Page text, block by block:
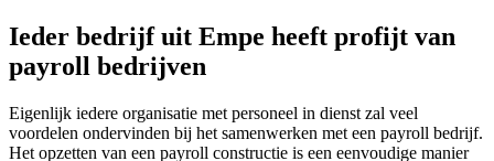
Ieder bedrijf uit Empe heeft profijt van
payroll bedrijven
Eigenlijk iedere organisatie met personeel in dienst zal veel
voordelen ondervinden bij het samenwerken met een payroll bedrijf.
Het opzetten van een payroll constructie is een eenvoudige manier